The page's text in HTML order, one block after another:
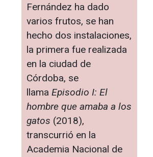
Fernández ha dado
varios frutos, se han
hecho dos instalaciones,
la primera fue realizada
en la ciudad de
Córdoba, se
llama Episodio I: El
hombre que amaba a los
gatos (2018),
transcurrió en la
Academia Nacional de